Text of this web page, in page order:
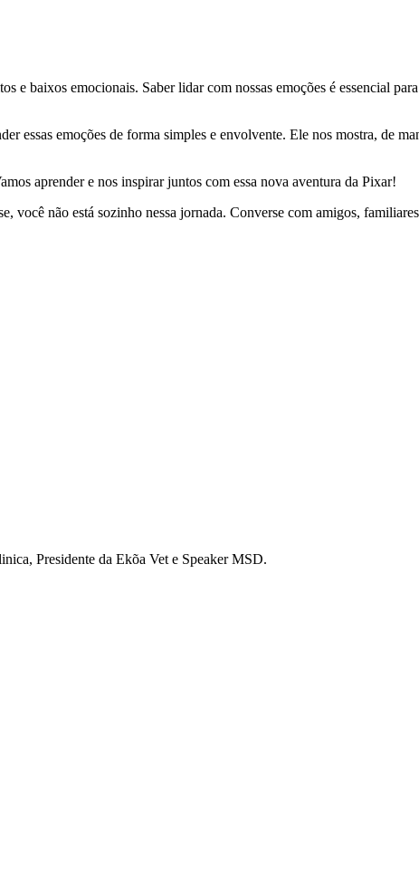
baixos emocionais. Saber lidar com nossas emoções é essencial
essas emoções de forma simples e envolvente. Ele nos mostra, de
aprender e nos inspirar juntos com essa nova aventura da Pixar!
você não está sozinho nessa jornada. Converse com amigos,
Presidente da Ekõa Vet e Speaker MSD.